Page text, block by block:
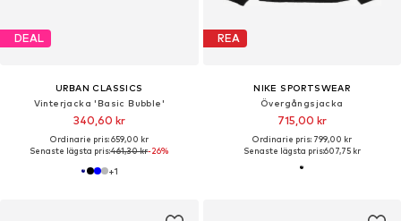
DEAL
URBAN CLASSICS
Vinterjacka 'Basic Bubble'
340,60 kr
Ordinarie pris: 659,00 kr
Senaste lägsta pris:461,30 kr-26%
+1
REA
NIKE SPORTSWEAR
Övergångsjacka
715,00 kr
Ordinarie pris: 799,00 kr
Senaste lägsta pris:607,75 kr